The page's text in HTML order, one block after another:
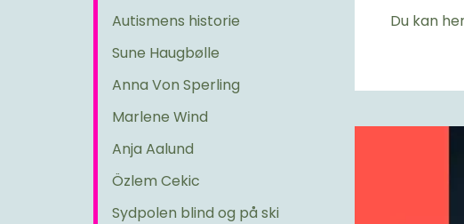
Autismens historie
Sune Haugbølle
Anna Von Sperling
Marlene Wind
Anja Aalund
Özlem Cekic
Sydpolen blind og på ski
Du kan